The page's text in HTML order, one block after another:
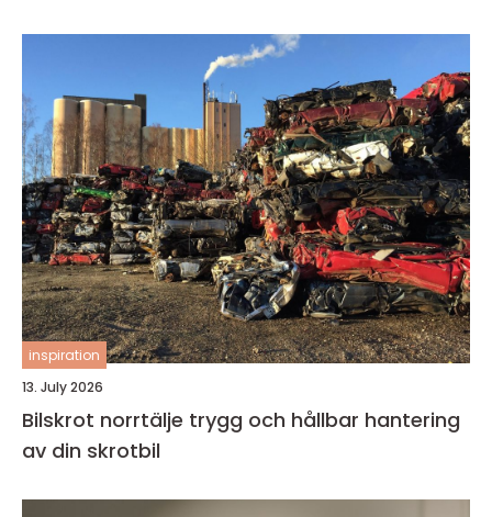
inspiration
13. July 2026
Bilskrot norrtälje trygg och hållbar hantering
av din skrotbil